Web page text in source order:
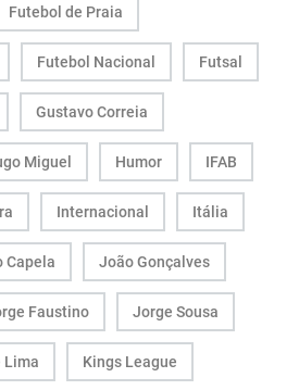
Futebol de Praia
Futebol Nacional Futsal
Gustavo Correia
Miguel Humor IFAB
Internacional Itália
Capela João Gonçalves
Faustino Jorge Sousa
Lima Kings League